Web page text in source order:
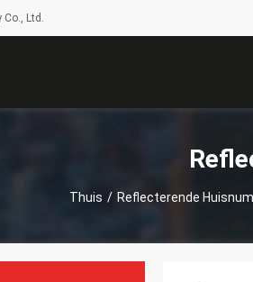
Co., Ltd.
Thuis / Reflecterende